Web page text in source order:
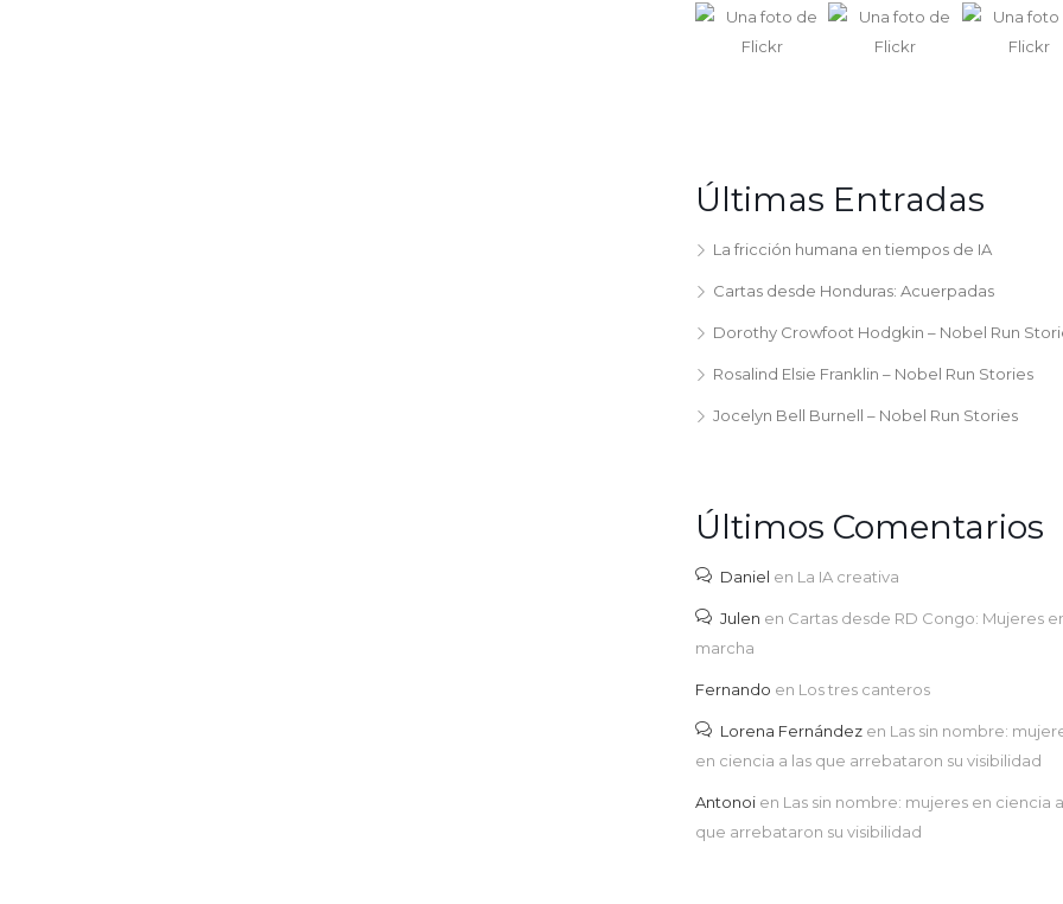
Últimas Entradas
La fricción humana en tiempos de IA
Cartas desde Honduras: Acuerpadas
Dorothy Crowfoot Hodgkin – Nobel Run
Rosalind Elsie Franklin – Nobel Run Stories
Jocelyn Bell Burnell – Nobel Run Stories
Últimos Comentarios
Daniel en La IA creativa
Julen en Cartas desde RD Congo: Mujeres
marcha
Fernando en Los tres canteros
Lorena Fernández en Las sin nombre:
en ciencia a las que arrebataron su visibilidad
Antonoi en Las sin nombre: mujeres en ciencia
que arrebataron su visibilidad